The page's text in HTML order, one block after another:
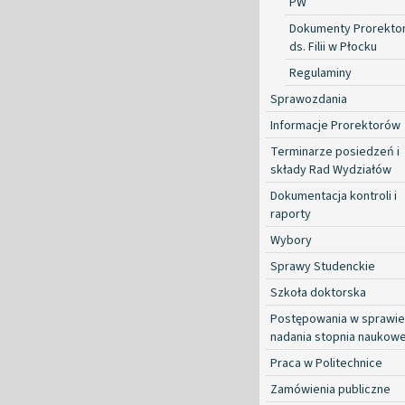
Dokumenty
ds. Filii w Płocku
Regulaminy
Sprawozdania
Informacje Prorektorów
Terminarze posiedzeń i
składy Rad Wydziałów
Dokumentacja kontroli i
raporty
Wybory
Sprawy Studenckie
Szkoła doktorska
Postępowania w sprawie
nadania stopnia
Praca w Politechnice
Zamówienia publiczne